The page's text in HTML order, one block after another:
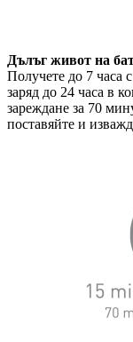
Дълъг живот на
Получете до 7 часа
заряд до 24 часа в
зареждане за 70
поставяйте и